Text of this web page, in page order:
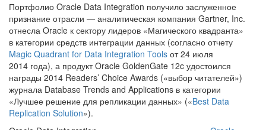
Портфолио Oracle Data Integration получило заслуженное
признание отрасли — аналитическая компания Gartner, Inc.
отнесла Oracle к сектору лидеров «Магического квадранта»
в категории средств интеграции данных (согласно отчету
Magic Quadrant for Data Integration Tools от 24 июля
2014 года), а продукт Oracle GoldenGate 12c удостоился
награды 2014 Readers’ Choice Awards («выбор читателей»)
журнала Database Trends and Applications в категории
«Лучшее решение для репликации данных» («Best Data
Replication Solution»).